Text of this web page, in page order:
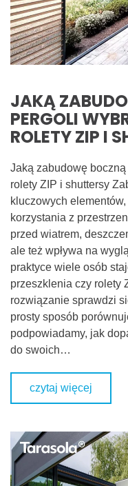
JAKĄ
PERGOLI
ROLETY ZIP I
Jaką zabudowę
rolety ZIP i shuttersy
kluczowych
korzystania z
przed wiatrem,
ale też wpływa na
praktyce wiele osób
przeszklenia czy rolety
rozwiązanie sprawdzi
prosty sposób
podpowiadamy, jak
do swoich…
czytaj więcej